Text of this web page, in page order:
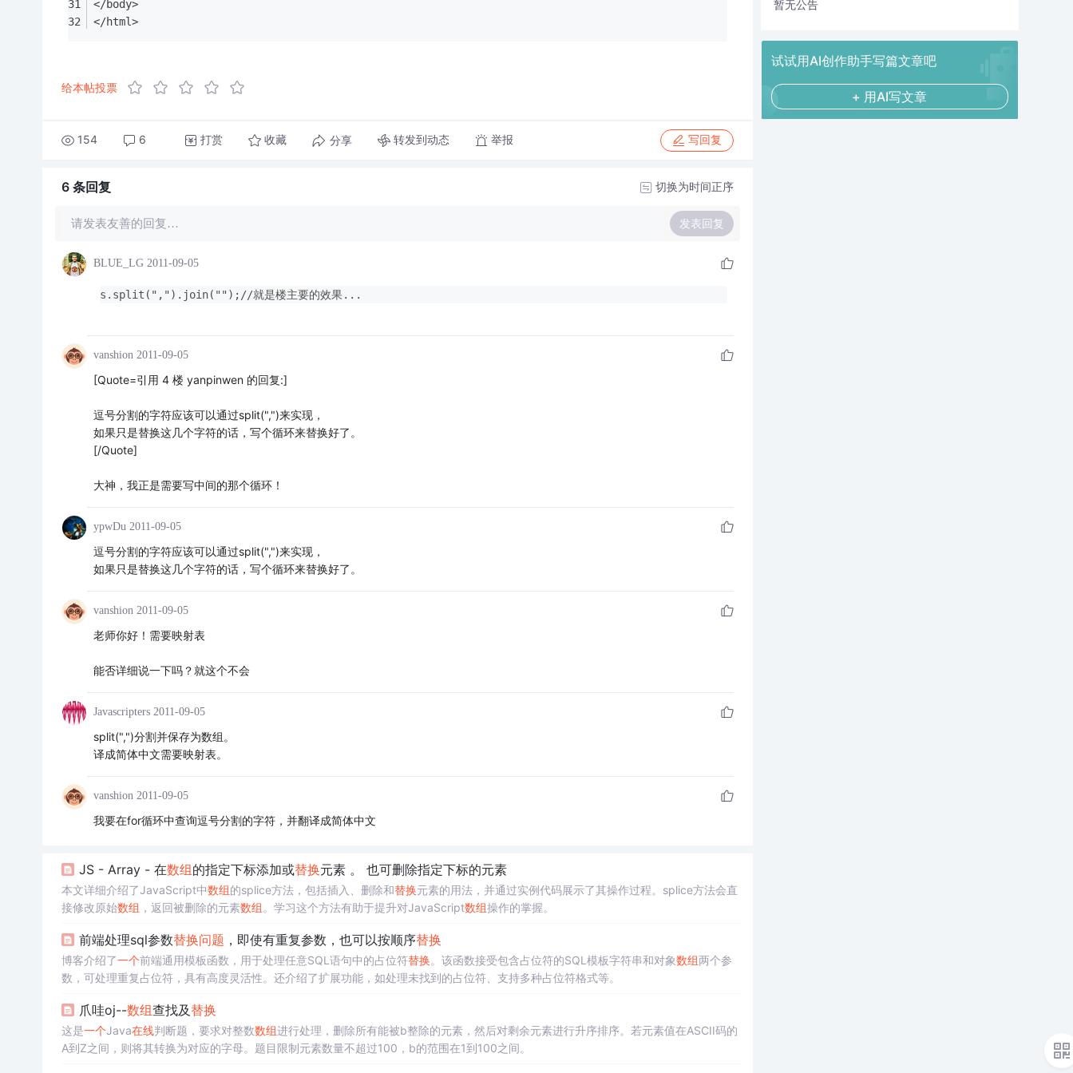
</body>
</html>
给本帖投票
154 6 打赏 收藏 分享 转发到动态 举报 写回复
6 条回复 切换为时间正序
请发表友善的回复… 发表回复
BLUE_LG 2011-09-05
s.split(",").join("");//就是楼主要的效果...
vanshion 2011-09-05
[Quote=引用 4 楼 yanpinwen 的回复:]
逗号分割的字符应该可以通过split(",")来实现，
如果只是替换这几个字符的话，写个循环来替换好了。
[/Quote]
大神，我正是需要写中间的那个循环！
ypwDu 2011-09-05
逗号分割的字符应该可以通过split(",")来实现，
如果只是替换这几个字符的话，写个循环来替换好了。
vanshion 2011-09-05
老师你好！需要映射表
能否详细说一下吗？就这个不会
Javascripters 2011-09-05
split(",")分割并保存为数组。
译成简体中文需要映射表。
vanshion 2011-09-05
我要在for循环中查询逗号分割的字符，并翻译成简体中文
JS - Array - 在数组的指定下标添加或替换元素 。 也可删除指定下标的元素
本文详细介绍了JavaScript中数组的splice方法，包括插入、删除和替换元素的用法，并通过实例代码展示了其操作过程。splice方法会直
接修改原始数组 ，返回被删除的元素数组 。学习这个方法有助于提升对JavaScript数组操作的掌握。
前端处理sql参数替换问题 ，即使有重复参数，也可以按顺序替换
博客介绍了一个前端通用模板函数，用于处理任意SQL语句中的占位符替换。该函数接受包含占位符的SQL模板字符串和对象数组两个参
数，可处理重复占位符，具有高度灵活性。还介绍了扩展功能，如处理未找到的占位符、支持多种占位符格式等。
爪哇oj--数组查找及 替换
这是一个Java在线判断题，要求对整数数组进行处理，删除所有能被b整除的元素，然后对剩余元素进行升序排序。若元素值在ASCII码的
A到Z之间，则将其转换为对应的字母。题目限制元素数量不超过100，b的范围在1到100之间。
暂无公告
试试用AI创作助手写篇文章吧
+ 用AI写文章